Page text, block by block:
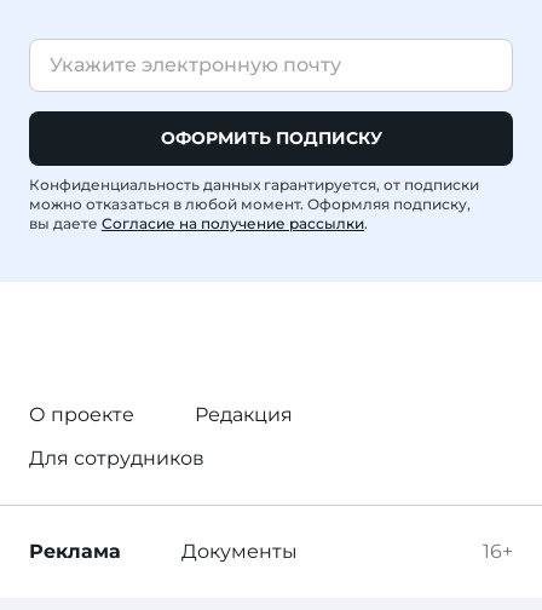
ОФОРМИТЬ ПОДПИСКУ
Конфиденциальность данных гарантируется, от подписки
можно отказаться в любой момент. Оформляя подписку,
вы даете Согласие на получение рассылки.
О проекте
Редакция
Для сотрудников
16+
Реклама Документы